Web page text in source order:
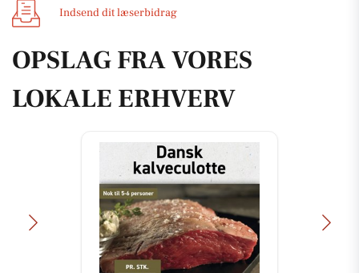
Indsend dit læserbidrag
OPSLAG FRA VORES
LOKALE ERHVERV